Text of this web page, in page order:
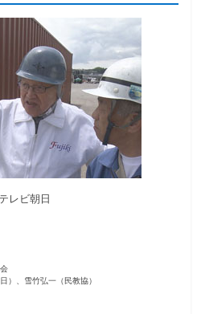
レビ朝日
）、雪竹弘一（民教協）